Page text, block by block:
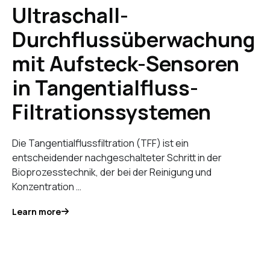
Ultraschall-
Durchflussüberwachung
mit Aufsteck-Sensoren
in Tangentialfluss-
Filtrationssystemen
Die Tangentialflussfiltration (TFF) ist ein
entscheidender nachgeschalteter Schritt in der
Bioprozesstechnik, der bei der Reinigung und
Konzentration …
Learn more